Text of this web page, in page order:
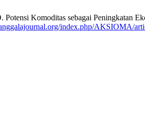
Potensi Komoditas sebagai Peningkatan
index.php/AKSIOMA/